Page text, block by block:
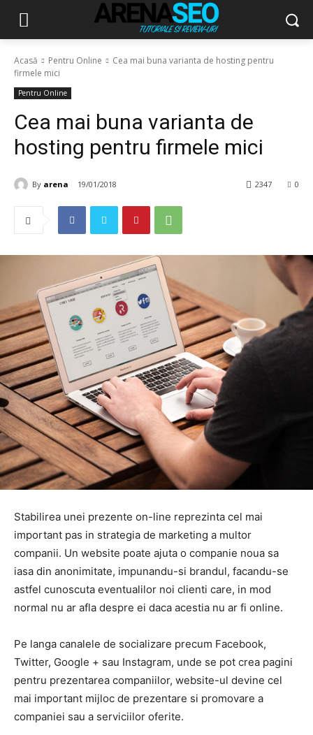
Acasă Pentru Online
Cea mai buna varianta de hosting pentru
firmele mici
Pentru Online
Cea mai buna varianta de
hosting pentru firmele mici
By arena 19/01/2018 0
2347
Stabilirea unei prezente on-line reprezinta cel mai
important pas in strategia de marketing a multor
companii. Un website poate ajuta o companie noua sa
iasa din anonimitate, impunandu-si brandul, facandu-se
astfel cunoscuta eventualilor noi clienti care, in mod
normal nu ar afla despre ei daca acestia nu ar fi online.
Pe langa canalele de socializare precum Facebook,
Twitter, Google + sau Instagram, unde se pot crea pagini
pentru prezentarea companiilor, website-ul devine cel
mai important mijloc de prezentare si promovare a
companiei sau a serviciilor oferite.